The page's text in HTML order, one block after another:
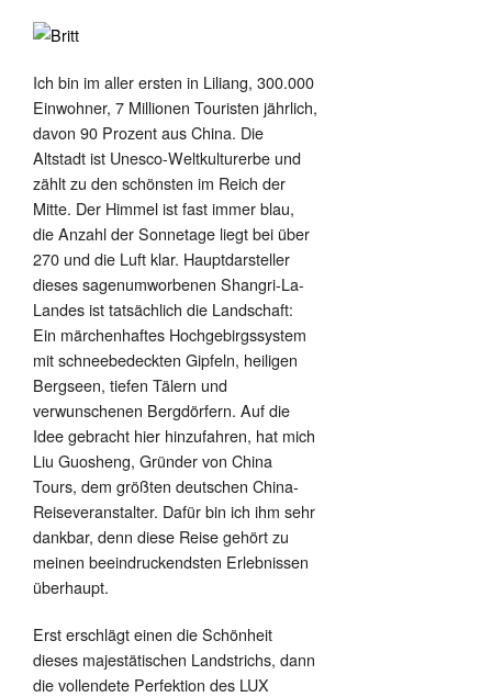
Ich bin im aller ersten in Liliang, 300.000
Einwohner, 7 Millionen Touristen jährlich,
davon 90 Prozent aus China. Die
Altstadt ist Unesco-Weltkulturerbe und
zählt zu den schönsten im Reich der
Mitte. Der Himmel ist fast immer blau,
die Anzahl der Sonnetage liegt bei über
270 und die Luft klar. Hauptdarsteller
dieses sagenumworbenen Shangri-La-
Landes ist tatsächlich die Landschaft:
Ein märchenhaftes Hochgebirgssystem
mit schneebedeckten Gipfeln, heiligen
Bergseen, tiefen Tälern und
verwunschenen Bergdörfern. Auf die
Idee gebracht hier hinzufahren, hat mich
Liu Guosheng, Gründer von China
Tours, dem größten deutschen China-
Reiseveranstalter. Dafür bin ich ihm sehr
dankbar, denn diese Reise gehört zu
meinen beeindruckendsten Erlebnissen
überhaupt.
Erst erschlägt einen die Schönheit
dieses majestätischen Landstrichs, dann
die vollendete Perfektion des LUX